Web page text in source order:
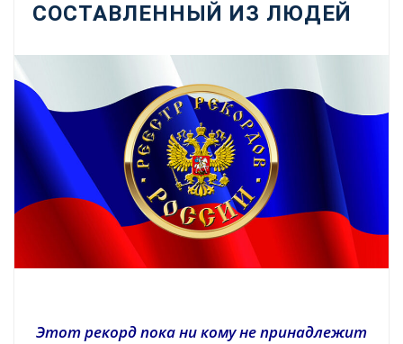
СОСТАВЛЕННЫЙ ИЗ ЛЮДЕЙ
Этот рекорд пока ни кому не принадлежит